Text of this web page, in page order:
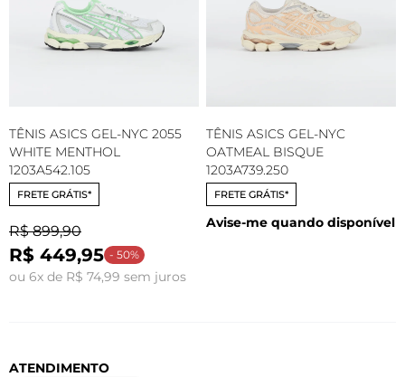
TÊNIS ASICS GEL-NYC 2055
WHITE MENTHOL
1203A542.105
FRETE GRÁTIS*
R$ 899,90
R$ 449,95 - 50%
ou 6x de R$ 74,99 sem juros
TÊNIS ASICS GEL-NYC
OATMEAL BISQUE
1203A739.250
FRETE GRÁTIS*
Avise-me quando disponível
ATENDIMENTO